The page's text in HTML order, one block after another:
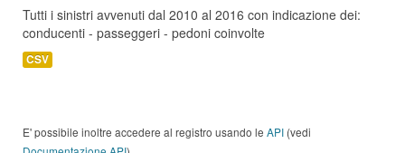
Tutti i sinistri avvenuti dal 2010 al 2016 con indicazione dei:
conducenti - passeggeri - pedoni coinvolte
CSV
E' possibile inoltre accedere al registro usando le API (vedi